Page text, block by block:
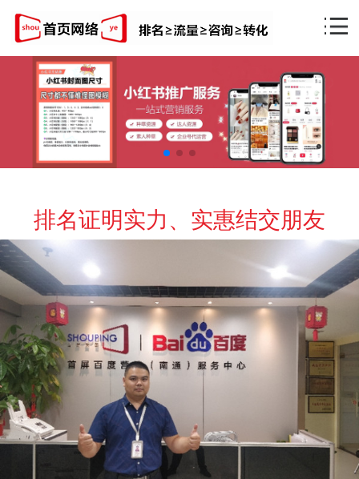
排名证明实力、实惠结交朋友